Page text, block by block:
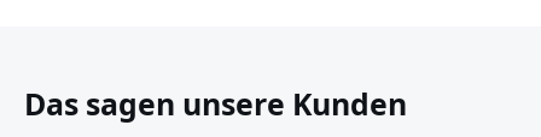
Das sagen unsere Kunden